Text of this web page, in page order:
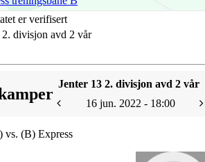
er verifisert
2. divisjon avd 2 vår
Jenter 13 2. divisjon avd 2 vår
16 jun. 2022 - 18:00
vs. (B) Express